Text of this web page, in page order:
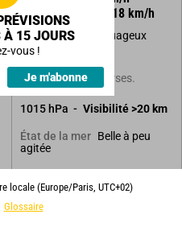
Rafales à
18 km/h
Beau temps peu nuageux
devenant variable.
Faible risque d'averses.
1015 hPa Visibilité >20 km
État de la mer Belle à peu
agitée
À 15 JOURS
vous !
Je m'abonne
locale (Europe/Paris, UTC+02)
Glossaire